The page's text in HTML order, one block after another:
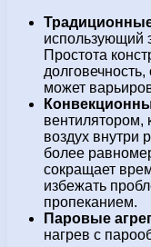
использующий
Простота
может
вентилятором,
воздух внутри
более
сокращает
избежать
пропеканием.
Паровые
нагрев с